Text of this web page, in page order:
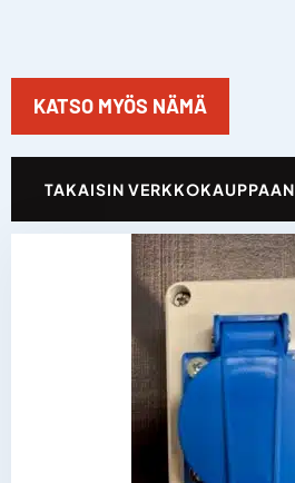
KATSO MYÖS NÄMÄ
TAKAISIN VERKKOKAUPPAAN